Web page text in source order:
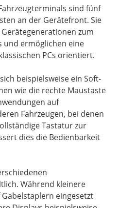
sind fünf
an der Gerätefront. Sie
zum
und ermöglichen eine
PCs orientiert.
beispielsweise ein Soft-
wie die rechte Maustaste
auf
Fahrzeugen, bei denen
Tastatur zur
dies die Bedienbarkeit
Während kleinere
eingesetzt